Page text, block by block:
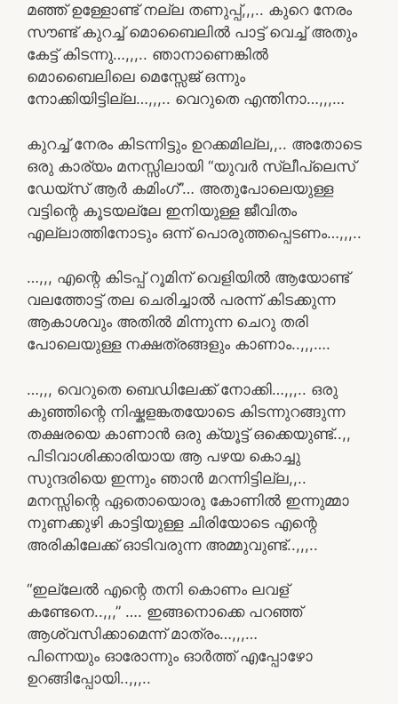
മഞ്ഞ് ഉള്ളോണ്ട് നല്ല തണുപ്പ്,,,.. കുറെ നേരം
സൗണ്ട് കുറച്ച് മൊബൈലിൽ പാട്ട് വെച്ച് അതും
കേട്ട് കിടന്നു…,,,.. ഞാനാണെങ്കിൽ
മൊബൈലിലെ മെസ്സേജ് ഒന്നും
നോക്കിയിട്ടില്ല…,,,.. വെറുതെ എന്തിനാ…,,,…
കുറച്ച് നേരം കിടന്നിട്ടും ഉറക്കമില്ല,,.. അതോടെ
ഒരു കാര്യം മനസ്സിലായി “യുവർ സ്ലീപ്‌ലെസ്
ഡേയ്‌സ് ആർ കമിംഗ്”… അതുപോലെയുള്ള
വട്ടിന്റെ കൂടയല്ലേ ഇനിയുള്ള ജീവിതം
എല്ലാത്തിനോടും ഒന്ന് പൊരുത്തപ്പെടണം…,,,..
…,,, എന്റെ കിടപ്പ് റൂമിന് വെളിയിൽ ആയോണ്ട്
വലത്തോട്ട് തല ചെരിച്ചാൽ പരന്ന് കിടക്കുന്ന
ആകാശവും അതിൽ മിന്നുന്ന ചെറു തരി
പോലെയുള്ള നക്ഷത്രങ്ങളും കാണാം..,,,….
…,,, വെറുതെ ബെഡിലേക്ക് നോക്കി…,,,.. ഒരു
കുഞ്ഞിന്റെ നിഷ്കളങ്കതയോടെ കിടന്നുറങ്ങുന്ന
തക്ഷരയെ കാണാൻ ഒരു ക്യൂട്ട് ഒക്കെയുണ്ട്..,,
പിടിവാശിക്കാരിയായ ആ പഴയ കൊച്ചു
സുന്ദരിയെ ഇന്നും ഞാൻ മറന്നിട്ടില്ല,,..
മനസ്സിന്റെ ഏതൊയൊരു കോണിൽ ഇന്നുമ്മാ
നുണക്കുഴി കാട്ടിയുള്ള ചിരിയോടെ എന്റെ
അരികിലേക്ക് ഓടിവരുന്ന അമ്മുവുണ്ട്..,,,..
“ഇല്ലേൽ എന്റെ തനി കൊണം ലവള്
കണ്ടേനെ..,,,” …. ഇങ്ങനൊക്കെ പറഞ്ഞ്
ആശ്വസിക്കാമെന്ന് മാത്രം…,,,…
പിന്നെയും ഓരോന്നും ഓർത്ത് എപ്പോഴോ
ഉറങ്ങിപ്പോയി..,,,..